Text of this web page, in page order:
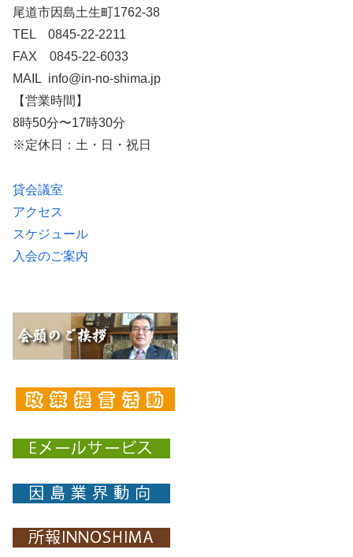
尾道市因島土生町1762-38
TEL 0845-22-2211
FAX 0845-22-6033
MAIL info@in-no-shima.jp
【営業時間】
8時50分〜17時30分
※定休日：土・日・祝日
貸会議室
アクセス
スケジュール
入会のご案内